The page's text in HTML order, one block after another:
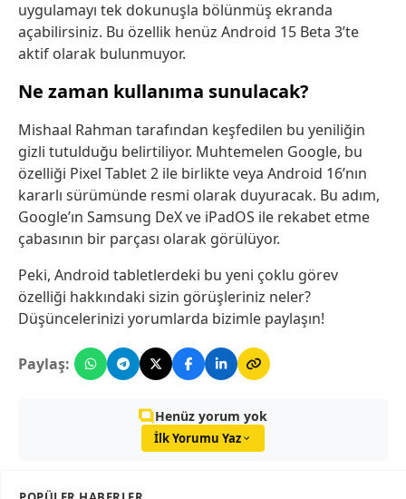
uygulamayı tek dokunuşla bölünmüş ekranda
açabilirsiniz. Bu özellik henüz Android 15 Beta 3’te
aktif olarak bulunmuyor.
Ne zaman kullanıma sunulacak?
Mishaal Rahman tarafından keşfedilen bu yeniliğin
gizli tutulduğu belirtiliyor. Muhtemelen Google, bu
özelliği Pixel Tablet 2 ile birlikte veya Android 16’nın
kararlı sürümünde resmi olarak duyuracak. Bu adım,
Google’ın Samsung DeX ve iPadOS ile rekabet etme
çabasının bir parçası olarak görülüyor.
Peki, Android tabletlerdeki bu yeni çoklu görev
özelliği hakkındaki sizin görüşleriniz neler?
Düşüncelerinizi yorumlarda bizimle paylaşın!
Paylaş:
Henüz yorum yok
İlk Yorumu Yaz